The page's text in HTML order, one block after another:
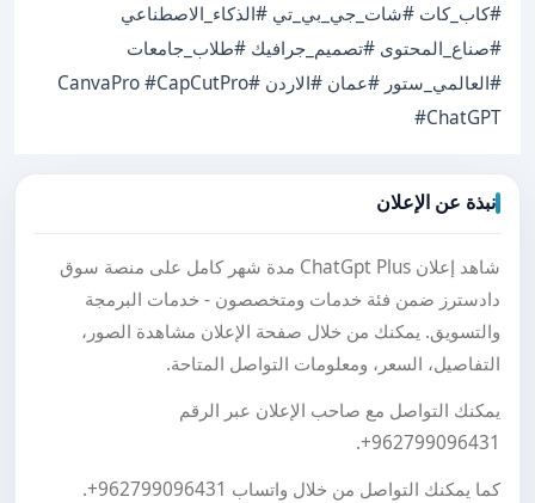
#كاب_كات #شات_جي_بي_تي #الذكاء_الاصطناعي
#صناع_المحتوى #تصميم_جرافيك #طلاب_جامعات
#العالمي_ستور #عمان #الاردن #CanvaPro #CapCutPro
#ChatGPT
نبذة عن الإعلان
شاهد إعلان ChatGpt Plus مدة شهر كامل على منصة سوق
دادسترز ضمن فئة خدمات ومتخصصون - خدمات البرمجة
والتسويق. يمكنك من خلال صفحة الإعلان مشاهدة الصور،
التفاصيل، السعر، ومعلومات التواصل المتاحة.
يمكنك التواصل مع صاحب الإعلان عبر الرقم
+962799096431
.
كما يمكنك التواصل من خلال واتساب +962799096431
.